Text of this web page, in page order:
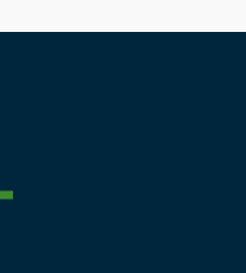
esterno)
esterno)